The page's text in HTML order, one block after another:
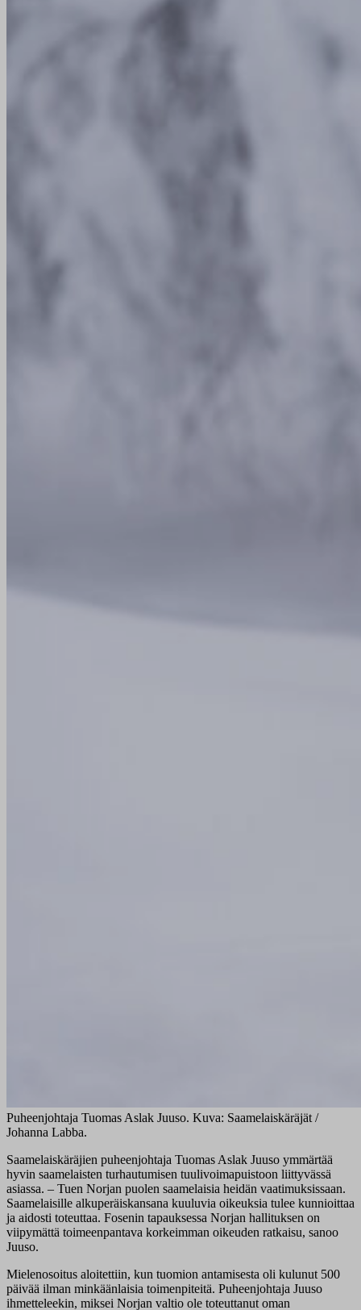
Puheenjohtaja Tuomas Aslak Juuso. Kuva: Saamelaiskäräjät /
Johanna Labba.
Saamelaiskäräjien puheenjohtaja Tuomas Aslak Juuso ymmärtää
hyvin saamelaisten turhautumisen tuulivoimapuistoon liittyvässä
asiassa. – Tuen Norjan puolen saamelaisia heidän vaatimuksissaan.
Saamelaisille alkuperäiskansana kuuluvia oikeuksia tulee kunnioittaa
ja aidosti toteuttaa. Fosenin tapauksessa Norjan hallituksen on
viipymättä toimeenpantava korkeimman oikeuden ratkaisu, sanoo
Juuso.
Mielenosoitus aloitettiin, kun tuomion antamisesta oli kulunut 500
päivää ilman minkäänlaisia toimenpiteitä. Puheenjohtaja Juuso
ihmetteleekin, miksei Norjan valtio ole toteuttanut oman